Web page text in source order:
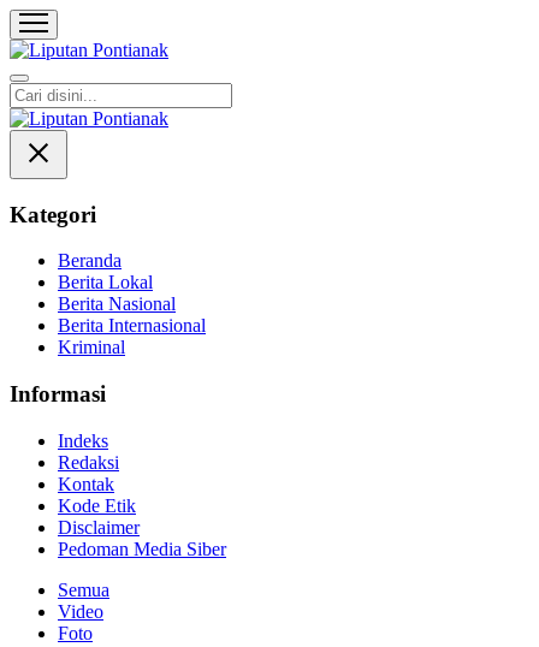
Liputan Pontianak
Berita Terkini dan TerUpdate
Kategori
Beranda
Berita Lokal
Berita Nasional
Berita Internasional
Kriminal
Informasi
Indeks
Redaksi
Kontak
Kode Etik
Disclaimer
Pedoman Media Siber
Semua
Video
Foto